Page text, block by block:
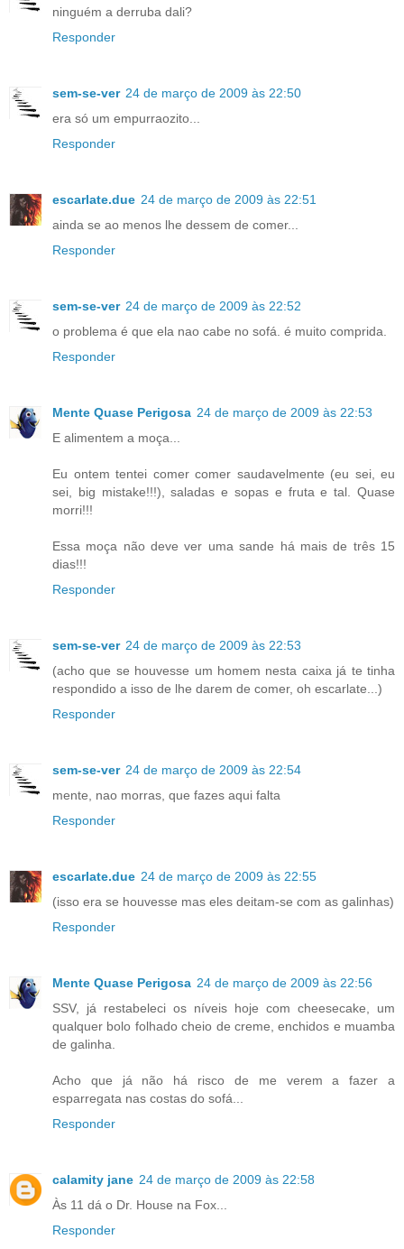
ninguém a derruba dali?
Responder
sem-se-ver 24 de março de 2009 às 22:50
era só um empurraozito...
Responder
escarlate.due 24 de março de 2009 às 22:51
ainda se ao menos lhe dessem de comer...
Responder
sem-se-ver 24 de março de 2009 às 22:52
o problema é que ela nao cabe no sofá. é muito comprida.
Responder
Mente Quase Perigosa 24 de março de 2009 às 22:53
E alimentem a moça...
Eu ontem tentei comer comer saudavelmente (eu sei, eu
sei, big mistake!!!), saladas e sopas e fruta e tal. Quase
morri!!!
Essa moça não deve ver uma sande há mais de três 15
dias!!!
Responder
sem-se-ver 24 de março de 2009 às 22:53
(acho que se houvesse um homem nesta caixa já te tinha
respondido a isso de lhe darem de comer, oh escarlate...)
Responder
sem-se-ver 24 de março de 2009 às 22:54
mente, nao morras, que fazes aqui falta
Responder
escarlate.due 24 de março de 2009 às 22:55
(isso era se houvesse mas eles deitam-se com as galinhas)
Responder
Mente Quase Perigosa 24 de março de 2009 às 22:56
SSV, já restabeleci os níveis hoje com cheesecake, um
qualquer bolo folhado cheio de creme, enchidos e muamba
de galinha.
Acho que já não há risco de me verem a fazer a
esparregata nas costas do sofá...
Responder
calamity jane 24 de março de 2009 às 22:58
Às 11 dá o Dr. House na Fox...
Responder